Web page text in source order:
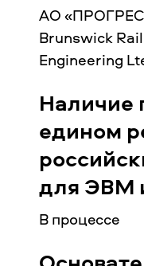
АО
Brunswick
Engineering
Наличие
едином
для ЭВМ
В процессе